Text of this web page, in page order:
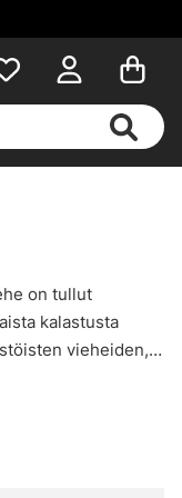
on tullut
kalastusta
vieheiden,
päiden